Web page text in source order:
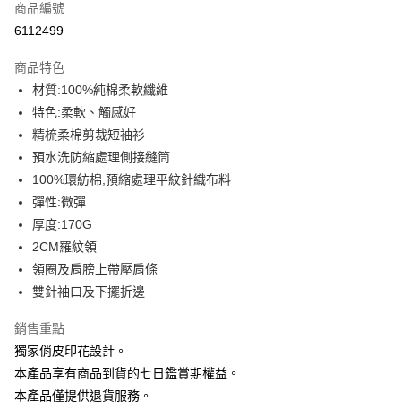
信用卡分期付款
合作金庫商業銀行
華南商業銀行
上海商業儲蓄銀行
國泰世華商業銀行
臺灣中小企業銀行
匯豐（台灣）商業銀行
華泰商業銀行
聯邦商業銀行
遠東國際商業銀行
元大商業銀行
玉山商業銀行
台新國際商業銀行
台灣樂天信用卡公司
6 期 0 利率 每期
華南商業銀行
上海商業儲蓄銀行
國泰世華商業銀行
臺灣中小企業銀行
台中商業銀行
匯豐（台灣）商業銀行
聯邦商業銀行
元大商業銀行
玉山商業銀行
台新國際商業銀行
台灣樂天信用卡公司
12 期 0 利率 每期NT$23
合作金庫商業銀行
上海商業儲蓄銀行
國泰世華商業銀行
兆豐國際商業銀行
臺灣中小企業銀行
匯豐（台灣）商業銀行
聯邦商業銀行
元大商業銀行
玉山商業銀行
台新國際商業銀行
超商取貨付款
LINE Pay
Apple Pay
街口支付
悠遊付
Google Pay
全盈+PAY
大哥付你分期
相關說明
商品編號
6112499
商品特色
材質:100%純棉柔軟纖維
特色:柔軟、觸感好
精梳柔棉剪裁短袖衫
預水洗防縮處理側接縫筒
100%環紡棉,預縮處理平紋針織布料
彈性:微彈
厚度:170G
2CM羅紋領
領圈及肩膀上帶壓肩條
雙針袖口及下擺折邊
銷售重點
獨家俏皮印花設計。
本產品享有商品到貨的七日鑑賞期權益。
本產品僅提供退貨服務。